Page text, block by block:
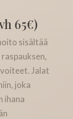
65€)
sisältää
Jalat
joka
ihana